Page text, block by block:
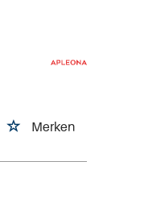
Merken